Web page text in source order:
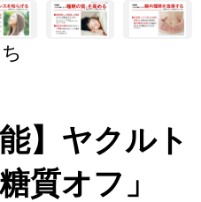
】ヤクルト
質オフ」